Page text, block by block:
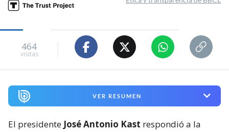
464
visitas
VER RESUMEN
El presidente José Antonio Kast respondió a la